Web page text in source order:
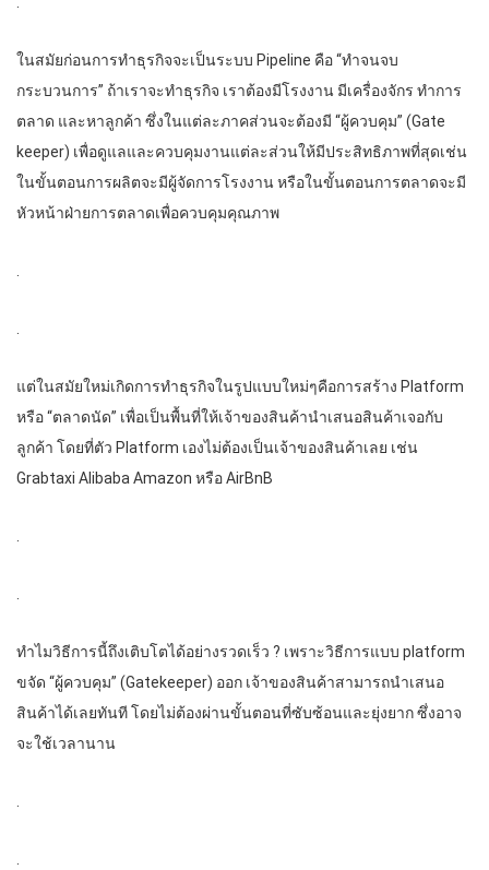
ในสมัยก่อนการทำธุรกิจจะเป็นระบบ Pipeline คือ “ทำจนจบ
กระบวนการ” ถ้าเราจะทำธุรกิจ เราต้องมีโรงงาน มีเครื่องจักร ทำการ
ตลาด และหาลูกค้า ซึ่งในแต่ละภาคส่วนจะต้องมี “ผู้ควบคุม” (Gate
keeper) เพื่อดูแลและควบคุมงานแต่ละส่วนให้มีประสิทธิภาพที่สุดเช่น
ในขั้นตอนการผลิตจะมีผู้จัดการโรงงาน หรือในขั้นตอนการตลาดจะมี
หัวหน้าฝ่ายการตลาดเพื่อควบคุมคุณภาพ
.
.
แต่ในสมัยใหม่เกิดการทำธุรกิจในรูปแบบใหม่ๆคือการสร้าง Platform
หรือ “ตลาดนัด” เพื่อเป็นพื้นที่ให้เจ้าของสินค้านำเสนอสินค้าเจอกับ
ลูกค้า โดยที่ตัว Platform เองไม่ต้องเป็นเจ้าของสินค้าเลย เช่น
Grabtaxi Alibaba Amazon หรือ AirBnB
.
.
ทำไมวิธีการนี้ถึงเติบโตได้อย่างรวดเร็ว ? เพราะวิธีการแบบ platform
ขจัด “ผู้ควบคุม” (Gatekeeper) ออก เจ้าของสินค้าสามารถนำเสนอ
สินค้าได้เลยทันที โดยไม่ต้องผ่านขั้นตอนที่ซับซ้อนและยุ่งยาก ซึ่งอาจ
จะใช้เวลานาน
.
.